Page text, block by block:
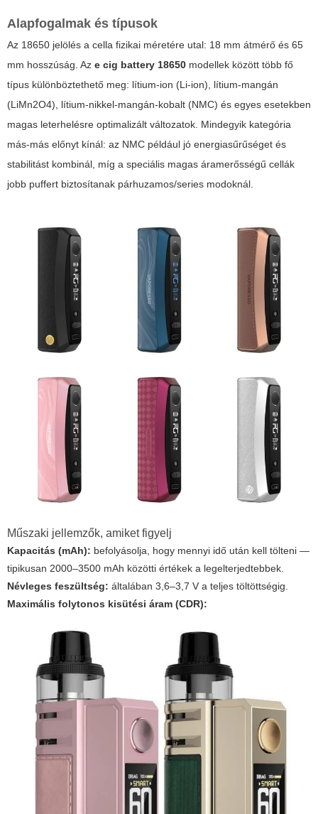
Alapfogalmak és típusok
Az 18650 jelölés a cella fizikai méretére utal: 18 mm átmérő és 65
mm hosszúság. Az e cig battery 18650 modellek között több fő
típus különböztethető meg: lítium-ion (Li-ion), lítium-mangán
(LiMn2O4), lítium-nikkel-mangán-kobalt (NMC) és egyes esetekben
magas leterhelésre optimalizált változatok. Mindegyik kategória
más-más előnyt kínál: az NMC például jó energiasűrűséget és
stabilitást kombinál, míg a speciális magas áramerősségű cellák
jobb puffert biztosítanak párhuzamos/series modoknál.
Műszaki jellemzők, amiket figyelj
Kapacitás (mAh): befolyásolja, hogy mennyi idő után kell tölteni —
tipikusan 2000–3500 mAh közötti értékek a legelterjedtebbek.
Névleges feszültség: általában 3,6–3,7 V a teljes töltöttségig.
Maximális folytonos kisütési áram (CDR):